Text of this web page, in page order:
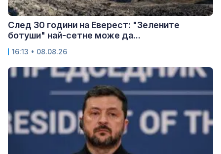
След 30 години на Еверест: "Зелените
ботуши" най-сетне може да...
16:13 • 08.08.26